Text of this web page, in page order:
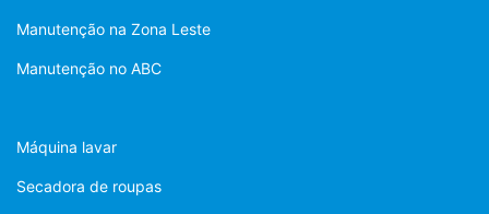
Manutenção na Zona Leste
Manutenção no ABC
Máquina lavar
Secadora de roupas